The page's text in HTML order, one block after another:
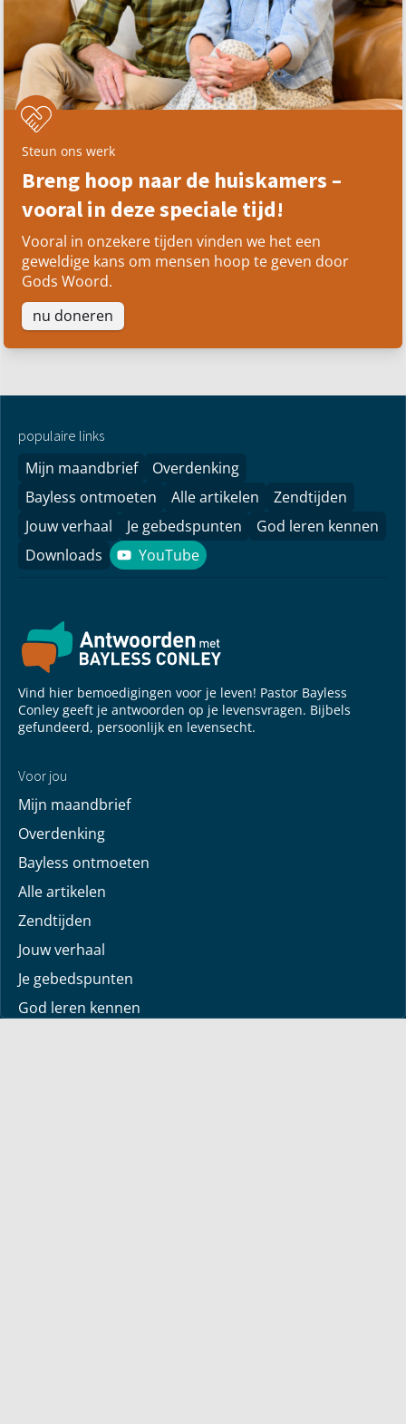
Steun ons werk
Breng hoop naar de huiskamers –
vooral in deze speciale tijd!
Vooral in onzekere tijden vinden we het een
geweldige kans om mensen hoop te geven door
Gods Woord.
nu doneren
populaire links
Mijn maandbrief
Overdenking
Bayless ontmoeten
Alle artikelen
Zendtijden
Jouw verhaal
Je gebedspunten
God leren kennen
Downloads
YouTube
YouTube
Vind hier bemoedigingen voor je leven! Pastor Bayless
Conley geeft je antwoorden op je levensvragen. Bijbels
gefundeerd, persoonlijk en levensecht.
Voor jou
Mijn maandbrief
Overdenking
Bayless ontmoeten
Alle artikelen
Zendtijden
Jouw verhaal
Je gebedspunten
God leren kennen